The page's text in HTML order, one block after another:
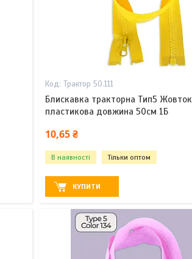
Трактор 50.111
Блискавка тракторна Тип5 Жовток
пластикова довжина 50см 1Б
10,65 ₴
В наявності Тільки оптом
КУПИТИ